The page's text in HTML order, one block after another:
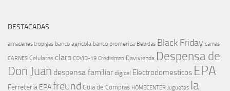
DESTACADAS
almacenes tropigas banco agricola banco promerica Bebidas Black Friday camas
CARNES Celulares claro COVID-19 Credisiman Davivienda Despensa de
Don Juan despensa familiar digicel Electrodomesticos EPA
Ferreteria EPAfreund Guia de Compras HOMECENTER Juguetes la